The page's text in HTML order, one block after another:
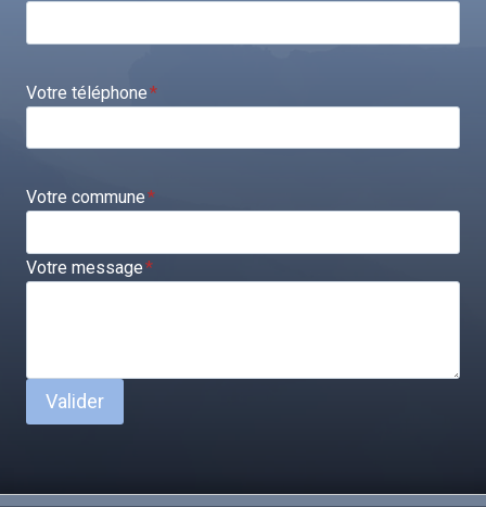
Votre téléphone*
Votre commune*
Votre message*
Valider